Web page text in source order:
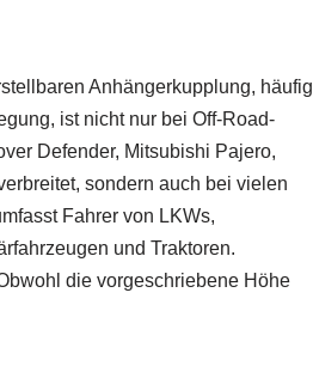
Anhängerkupplung, häufig
ist nicht nur bei Off-Road-
Defender, Mitsubishi Pajero,
sondern auch bei vielen
Fahrer von LKWs,
und Traktoren.
die vorgeschriebene Höhe